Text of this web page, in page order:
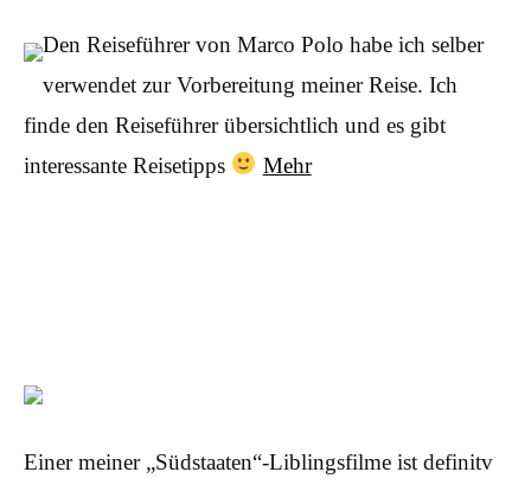
Den Reiseführer von Marco Polo habe ich selber
verwendet zur Vorbereitung meiner Reise. Ich
finde den Reiseführer übersichtlich und es gibt
interessante Reisetipps
Mehr
Einer meiner „Südstaaten“-Liblingsfilme ist definitv